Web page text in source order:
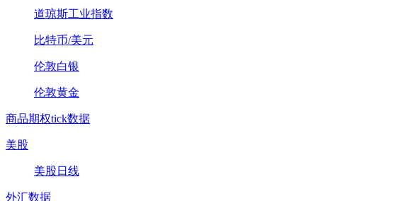
道琼斯工业指数
比特币/美元
伦敦白银
伦敦黄金
商品期权tick数据
美股
美股日线
外汇数据